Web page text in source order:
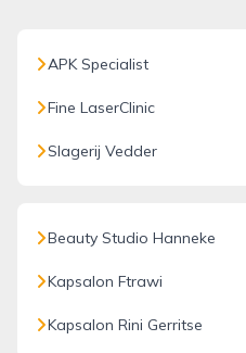
APK Specialist
Fine LaserClinic
Slagerij Vedder
Beauty Studio Hanneke
Kapsalon Ftrawi
Kapsalon Rini Gerritse